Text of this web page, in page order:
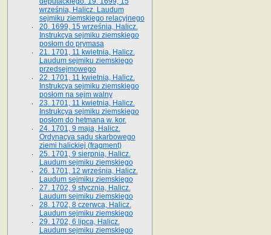
września, Halicz. Laudum
sejmiku ziemskiego relacyjnego
20. 1699, 15 września, Halicz.
Instrukcya sejmiku ziemskiego
posłom do prymasa
21. 1701, 11 kwietnia, Halicz.
Laudum sejmiku ziemskiego
przedsejmowego
22. 1701, 11 kwietnia, Halicz.
Instrukcya sejmiku ziemskiego
posłom na sejm walny
23. 1701, 11 kwietnia, Halicz.
Instrukcya sejmiku ziemskiego
posłom do hetmana w. kor.
24. 1701, 9 maja, Halicz.
Ordynacya sądu skarbowego
ziemi halickiej (fragment)
25. 1701, 9 sierpnia, Halicz.
Laudum sejmiku ziemskiego
26. 1701, 12 września, Halicz.
Laudum sejmiku ziemskiego
27. 1702, 9 stycznia, Halicz.
Laudum sejmiku ziemskiego
28. 1702, 8 czerwca, Halicz.
Laudum sejmiku ziemskiego
29. 1702, 6 lipca, Halicz.
Laudum sejmiku ziemskiego